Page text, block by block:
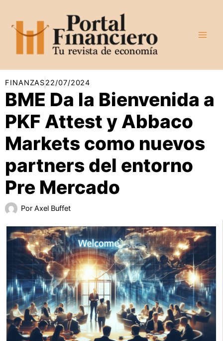
contenido
FINANZAS22/07/2024
BME Da la Bienvenida a
PKF Attest y Abbaco
Markets como nuevos
partners del entorno
Pre Mercado
Por Axel Buffet